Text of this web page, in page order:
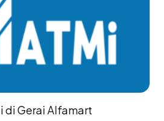
di Gerai Alfamart